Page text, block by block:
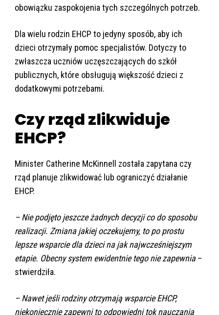
obowiązku zaspokojenia tych szczególnych potrzeb.
Dla wielu rodzin EHCP to jedyny sposób, aby ich
dzieci otrzymały pomoc specjalistów. Dotyczy to
zwłaszcza uczniów uczęszczających do szkół
publicznych, które obsługują większość dzieci z
dodatkowymi potrzebami.
Czy rząd zlikwiduje
EHCP?
Minister Catherine McKinnell została zapytana czy
rząd planuje zlikwidować lub ograniczyć działanie
EHCP.
– Nie podjęto jeszcze żadnych decyzji co do sposobu
realizacji. Zmiana jakiej oczekujemy, to po prostu
lepsze wsparcie dla dzieci na jak najwcześniejszym
etapie. Obecny system ewidentnie tego nie zapewnia–
stwierdziła.
– Nawet jeśli rodziny otrzymają wsparcie EHCP,
niekoniecznie zapewni to odpowiedni tok nauczania